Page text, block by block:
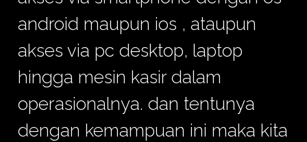
android maupun ios , ataupun
akses via pc desktop, laptop
hingga mesin kasir dalam
operasionalnya. dan tentunya
dengan kemampuan ini maka kita